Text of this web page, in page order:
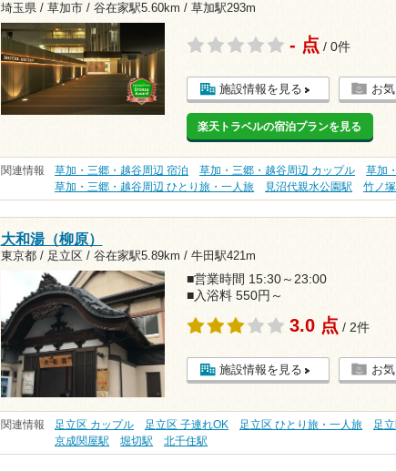
埼玉県 / 草加市 / 谷在家駅5.60km / 草加駅293m
- 点 / 0件
施設情報を見る お
楽天トラベルの宿泊プランを見る
関連情報 草加・三郷・越谷周辺 宿泊 草加・三郷・越谷周辺 カップル
草加
草加・三郷・越谷周辺 ひとり旅・一人旅
見沼代親水公園駅 竹ノ
大和湯（柳原）
東京都 / 足立区 / 谷在家駅5.89km / 牛田駅421m
■営業時間 15:30～23:00
■入浴料 550円～
3.0 点 / 2件
施設情報を見る お
関連情報 足立区 カップル 足立区 子連れOK 足立区 ひとり旅・一人旅 足
京成関屋駅
堀切駅 北千住駅